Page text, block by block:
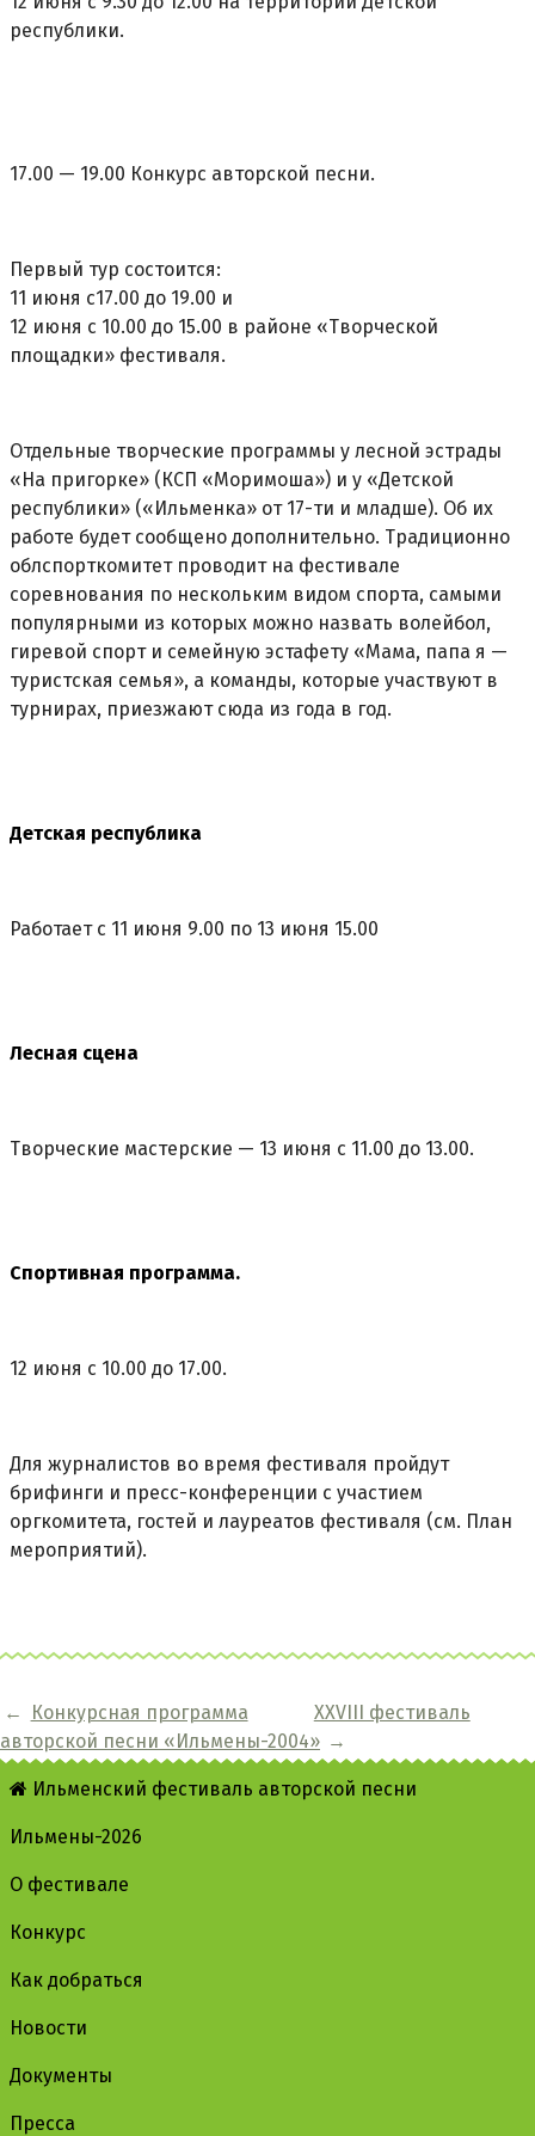
республики.
17.00 — 19.00 Конкурс авторской песни.
Первый тур состоится:
11 июня с17.00 до 19.00 и
12 июня с 10.00 до 15.00 в районе «Творческой
площадки» фестиваля.
Отдельные творческие программы у лесной эстрады
«На пригорке» (КСП «Моримоша») и у «Детской
республики» («Ильменка» от 17-ти и младше). Об их
работе будет сообщено дополнительно. Традиционно
облспорткомитет проводит на фестивале
соревнования по нескольким видом спорта, самыми
популярными из которых можно назвать волейбол,
гиревой спорт и семейную эстафету «Мама, папа я —
туристская семья», а команды, которые участвуют в
турнирах, приезжают сюда из года в год.
Детская республика
Работает с 11 июня 9.00 по 13 июня 15.00
Лесная сцена
Творческие мастерские — 13 июня с 11.00 до 13.00.
Спортивная программа.
12 июня с 10.00 до 17.00.
Для журналистов во время фестиваля пройдут
брифинги и пресс-конференции с участием
оргкомитета, гостей и лауреатов фестиваля (см. План
мероприятий).
← Конкурсная программа
XXVIII фестиваль
авторской песни «Ильмены-2004» →
Ильменский фестиваль авторской песни
Ильмены-2026
О фестивале
Конкурс
Как добраться
Новости
Документы
Пресса